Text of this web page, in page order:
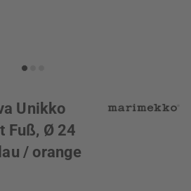
Unikko
Fuß, Ø 24
/ orange